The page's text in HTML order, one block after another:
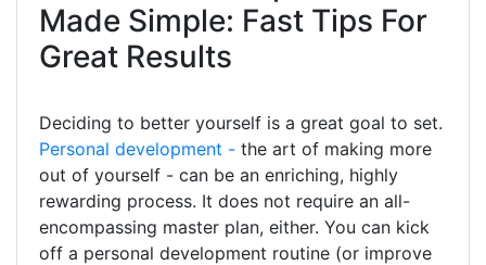
Made Simple: Fast Tips For
Great Results
Deciding to better yourself is a great goal to set.
Personal development - the art of making more
out of yourself - can be an enriching, highly
rewarding process. It does not require an all-
encompassing master plan, either. You can kick
off a personal development routine (or improve